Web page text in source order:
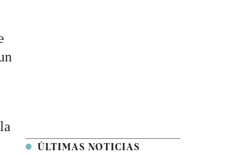
ÚLTIMAS NOTICIAS